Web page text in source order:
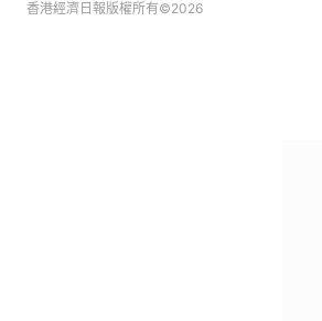
香港經濟日報版權所有©2026